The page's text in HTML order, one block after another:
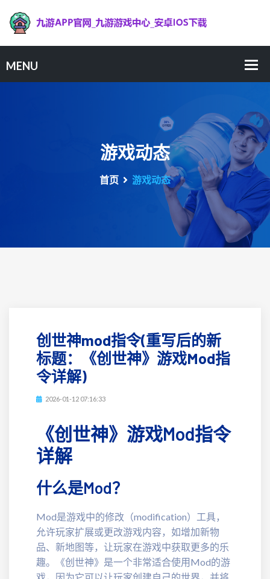
游戏动态
首页 游戏动态
创世神mod指令(重写后的新
标题：《创世神》游戏Mod指
令详解)
2026-01-12 07:16:33
《创世神》游戏Mod指令
详解
什么是Mod？
Mod是游戏中的修改（modification）工具，
允许玩家扩展或更改游戏内容，如增加新物
品、新地图等，让玩家在游戏中获取更多的乐
趣。《创世神》是一个非常适合使用Mod的游